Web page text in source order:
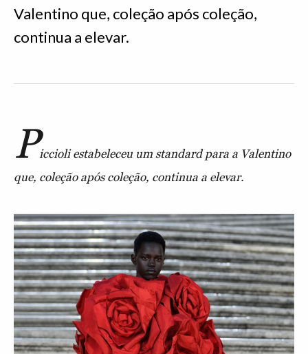
Valentino que, coleção após coleção,
continua a elevar.
Piccioli estabeleceu um standard para a Valentino
que, coleção após coleção, continua a elevar.